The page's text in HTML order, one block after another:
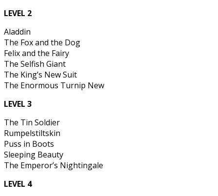
LEVEL 2
Aladdin
The Fox and the Dog
Felix and the Fairy
The Selfish Giant
The King’s New Suit
The Enormous Turnip New
LEVEL 3
The Tin Soldier
Rumpelstiltskin
Puss in Boots
Sleeping Beauty
The Emperor’s Nightingale
LEVEL 4